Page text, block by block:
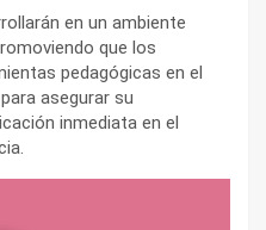
en un ambiente
que los
pedagógicas en el
asegurar su
inmediata en el